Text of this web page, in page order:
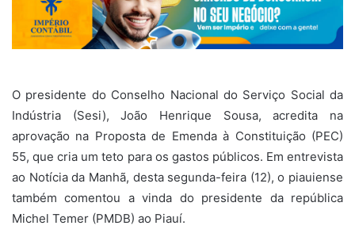
O presidente do Conselho Nacional do Serviço Social da
Indústria (Sesi), João Henrique Sousa, acredita na
aprovação na Proposta de Emenda à Constituição (PEC)
55, que cria um teto para os gastos públicos. Em entrevista
ao Notícia da Manhã, desta segunda-feira (12), o piauiense
também comentou a vinda do presidente da república
Michel Temer (PMDB) ao Piauí.